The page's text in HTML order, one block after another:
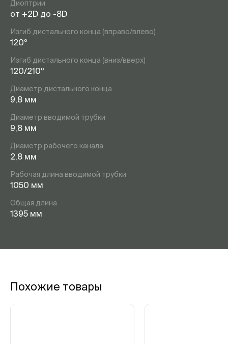
Диоптрии
от +2D до -8D
Изгиб дистального конца (вправо/влево)
120º
Изгиб дистального конца (вниз/вверх)
120/210º
Диаметр дистального конца
9,8 мм
Диаметр вводимой трубки
9,8 мм
Диаметр рабочего канала
2,8 мм
Рабочая длина вводимой трубки
1050 мм
Общая длина
1395 мм
Похожие товары